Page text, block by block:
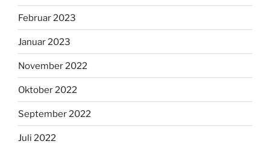
Februar 2023
Januar 2023
November 2022
Oktober 2022
September 2022
Juli 2022